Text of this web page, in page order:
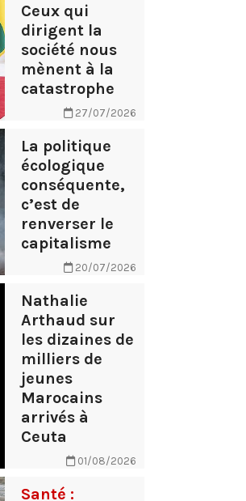
Ceux qui
dirigent la
société nous
mènent à la
catastrophe
27/07/2026
La politique
écologique
conséquente,
c’est de
renverser le
capitalisme
20/07/2026
Nathalie
Arthaud sur
les dizaines de
milliers de
jeunes
Marocains
arrivés à
Ceuta
01/08/2026
Santé :